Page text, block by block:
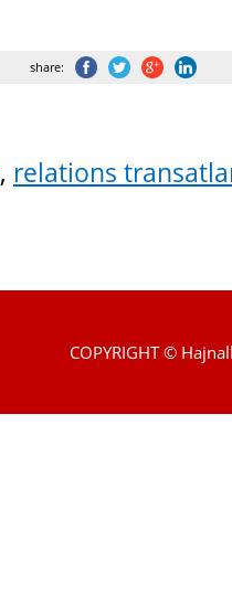
share:
, relations
COPYRIGHT ©